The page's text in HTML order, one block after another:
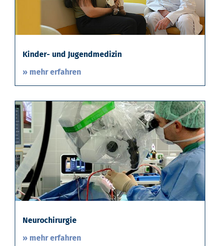
Kinder- und Jugendmedizin
» mehr erfahren
Neurochirurgie
» mehr erfahren